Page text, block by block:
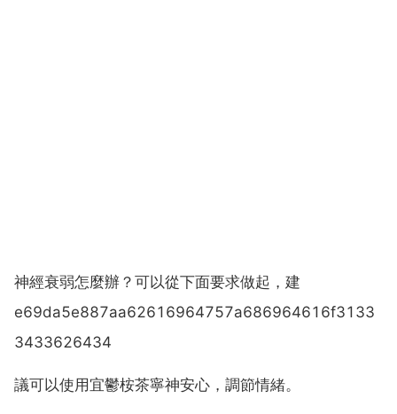
神經衰弱怎麼辦？可以從下面要求做起，建
e69da5e887aa62616964757a686964616f3133
3433626434
議可以使用宜鬱桉茶寧神安心，調節情緒。